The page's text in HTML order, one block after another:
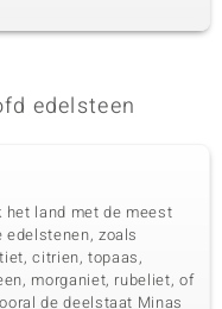
edelsteen
land met de meest
edelstenen, zoals
citrien, topaas,
morganiet, rubeliet, of
de deelstaat Minas